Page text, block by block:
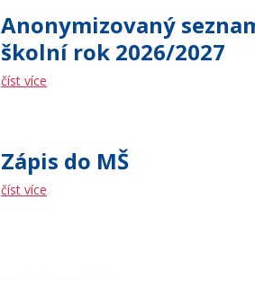
Anonymizovaný
školní rok 2026/2027
číst více
Zápis do MŠ
číst více